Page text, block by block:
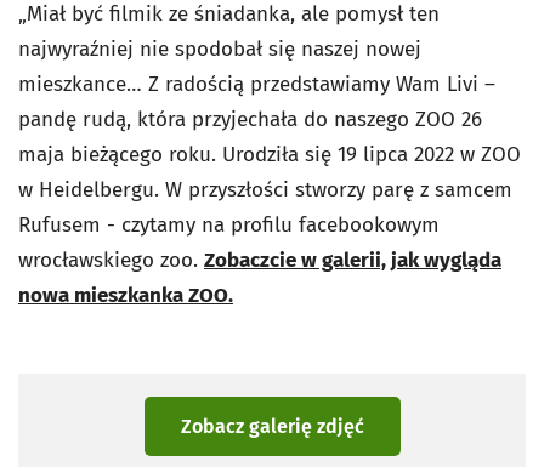
„Miał być filmik ze śniadanka, ale pomysł ten
najwyraźniej nie spodobał się naszej nowej
mieszkance… Z radością przedstawiamy Wam Livi –
pandę rudą, która przyjechała do naszego ZOO 26
maja bieżącego roku. Urodziła się 19 lipca 2022 w ZOO
w Heidelbergu. W przyszłości stworzy parę z samcem
Rufusem - czytamy na profilu facebookowym
wrocławskiego zoo. Zobaczcie w galerii, jak wygląda
nowa mieszkanka ZOO.
Zobacz galerię zdjęć